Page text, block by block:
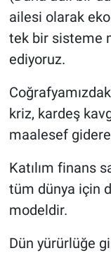
ailesi olarak
tek bir sisteme
ediyoruz.
kriz, kardeş
maalesef
Katılım finans
tüm dünya için
modeldir.
Dün yürürlüğe